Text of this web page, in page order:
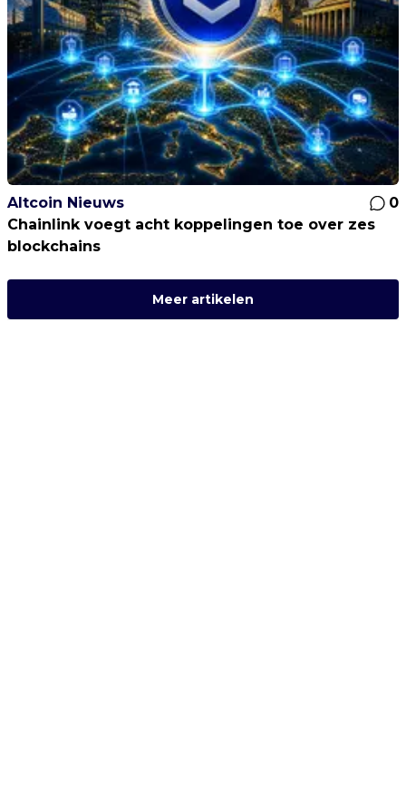
Altcoin Nieuws
0
Chainlink voegt acht koppelingen toe over zes
blockchains
Meer artikelen